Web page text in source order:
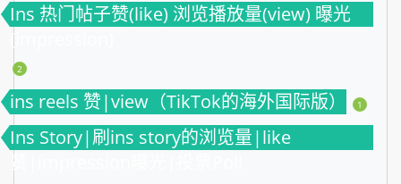
Ins 热门帖子赞(like) 浏览播放量(view) 曝光
(impression)
2
ins reels 赞|view（TikTok的海外国际版） 1
Ins Story|刷ins story的浏览量|like
赞|impression曝光|投票Poll